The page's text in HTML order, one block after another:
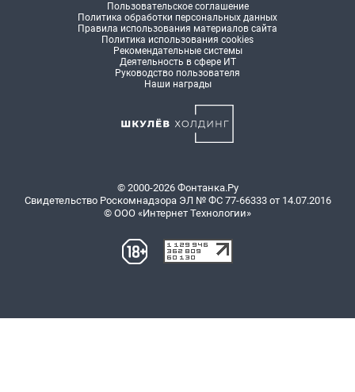
Пользовательское соглашение
Политика обработки персональных данных
Правила использования материалов сайта
Политика использования cookies
Рекомендательные системы
Деятельность в сфере ИТ
Руководство пользователя
Наши награды
© 2000-2026 Фонтанка.Ру
Свидетельство Роскомнадзора ЭЛ № ФС 77-66333 от 14.07.2016
© ООО «Интернет Технологии»